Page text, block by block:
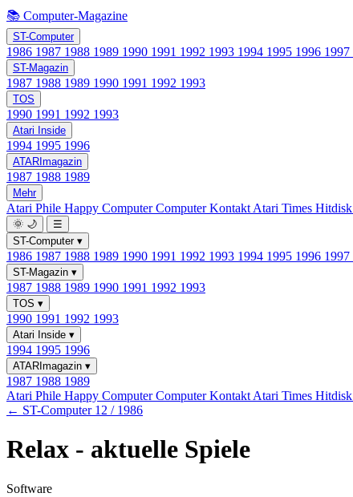
📚 Computer-Magazine
ST-Computer
1986 1987 1988 1989 1990 1991 1992 1993 1994 1995 1996 1997
ST-Magazin
1987 1988 1989 1990 1991 1992 1993
TOS
1990 1991 1992 1993
Atari Inside
1994 1995 1996
ATARImagazin
1987 1988 1989
Mehr
Atari Phile Happy ComputerComputer Kontakt Atari Times Hitdisk
🌞 🌙
☰
ST-Computer ▾
1986 1987 1988 1989 1990 1991 1992 1993 1994 1995 1996 1997
ST-Magazin ▾
1987 1988 1989 1990 1991 1992 1993
TOS ▾
1990 1991 1992 1993
Atari Inside ▾
1994 1995 1996
ATARImagazin ▾
1987 1988 1989
Atari Phile Happy ComputerComputer Kontakt Atari Times Hitdisk
← ST-Computer 12 / 1986
Relax - aktuelle Spiele
Software